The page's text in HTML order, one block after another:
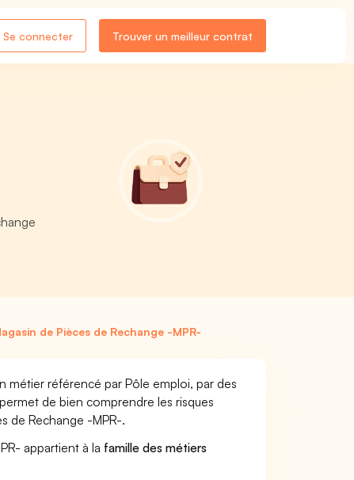
Se connecter Trouver un meilleur contrat
de Pièces de Rechange -MPR-
métier référencé par Pôle emploi, par des
de bien comprendre les risques
de Rechange -MPR-.
appartient à la famille des métiers